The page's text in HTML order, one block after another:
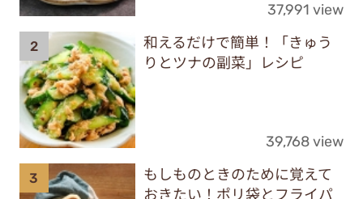
37,991 view
和えるだけで簡単！「きゅう
りとツナの副菜」レシピ
39,768 view
もしものときのために覚えて
おきたい！ポリ袋とフライパ